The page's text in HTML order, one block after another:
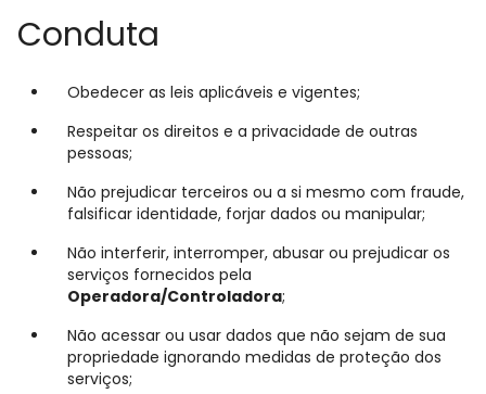
Conduta
Obedecer as leis aplicáveis e vigentes;
Respeitar os direitos e a privacidade de outras
pessoas;
Não prejudicar terceiros ou a si mesmo com fraude,
falsificar identidade, forjar dados ou manipular;
Não interferir, interromper, abusar ou prejudicar os
serviços fornecidos pela
Operadora/Controladora;
Não acessar ou usar dados que não sejam de sua
propriedade ignorando medidas de proteção dos
serviços;